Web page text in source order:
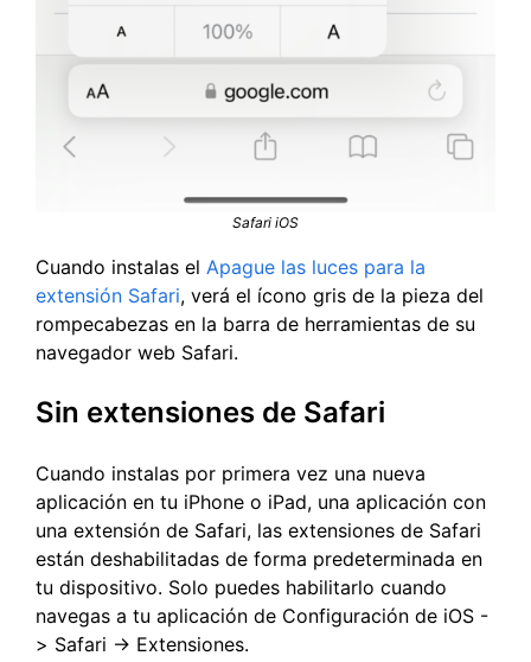
Safari iOS
Cuando instalas el Apague las luces para la
extensión Safari, verá el ícono gris de la pieza del
rompecabezas en la barra de herramientas de su
navegador web Safari.
Sin extensiones de Safari
Cuando instalas por primera vez una nueva
aplicación en tu iPhone o iPad, una aplicación con
una extensión de Safari, las extensiones de Safari
están deshabilitadas de forma predeterminada en
tu dispositivo. Solo puedes habilitarlo cuando
navegas a tu aplicación de Configuración de iOS -
> Safari -> Extensiones.